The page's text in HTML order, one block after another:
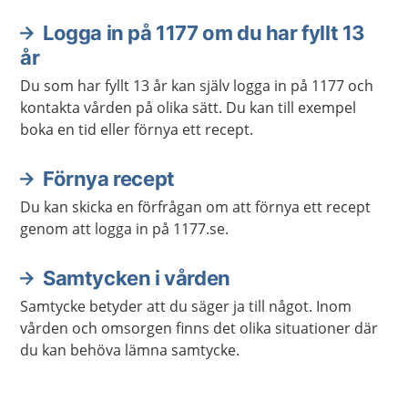
Logga in på 1177 om du har fyllt 13
år
Du som har fyllt 13 år kan själv logga in på 1177 och
kontakta vården på olika sätt. Du kan till exempel
boka en tid eller förnya ett recept.
Förnya recept
Du kan skicka en förfrågan om att förnya ett recept
genom att logga in på 1177.se.
Samtycken i vården
Samtycke betyder att du säger ja till något. Inom
vården och omsorgen finns det olika situationer där
du kan behöva lämna samtycke.